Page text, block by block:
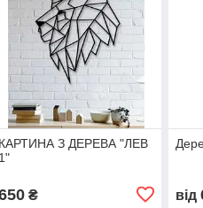
КАРТИНА З ДЕРЕВА "ЛЕВ
1"
₴ від